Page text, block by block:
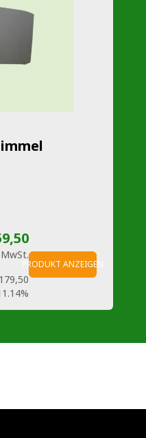
PRODUKT ANZEIGEN